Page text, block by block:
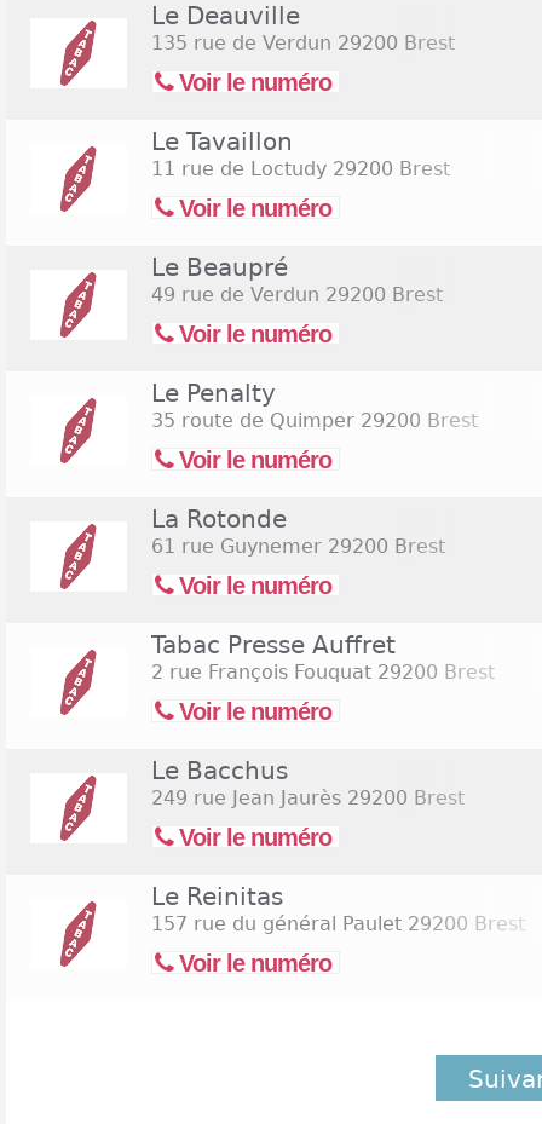
Le Deauville
135 rue de Verdun 29200 Brest
Voir le numéro
Le Tavaillon
11 rue de Loctudy 29200 Brest
Voir le numéro
Le Beaupré
49 rue de Verdun 29200 Brest
Voir le numéro
Le Penalty
35 route de Quimper 29200 Brest
Voir le numéro
La Rotonde
61 rue Guynemer 29200 Brest
Voir le numéro
Tabac Presse Auffret
2 rue François Fouquat 29200 Brest
Voir le numéro
Le Bacchus
249 rue Jean Jaurès 29200 Brest
Voir le numéro
Le Reinitas
157 rue du général Paulet 29200 Brest
Voir le numéro